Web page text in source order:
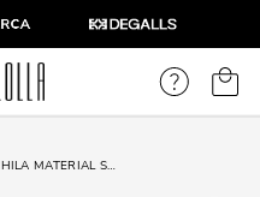
MOCHILA MATERIAL SOFT MARROM NEW SAFARI